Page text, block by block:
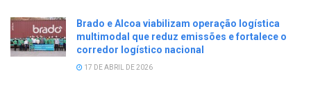
Brado e Alcoa viabilizam operação logística
multimodal que reduz emissões e fortalece o
corredor logístico nacional
17 DE ABRIL DE 2026